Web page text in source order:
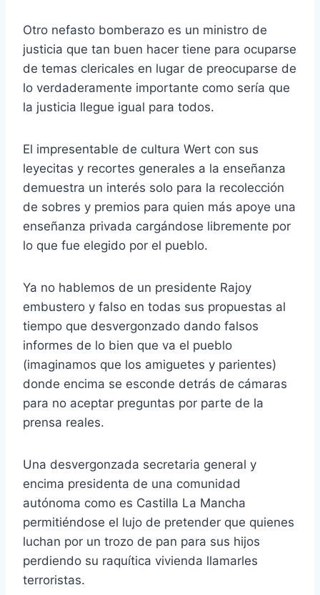
Otro nefasto bomberazo es un ministro de
justicia que tan buen hacer tiene para ocuparse
de temas clericales en lugar de preocuparse de
lo verdaderamente importante como sería que
la justicia llegue igual para todos.
El impresentable de cultura Wert con sus
leyecitas y recortes generales a la enseñanza
demuestra un interés solo para la recolección
de sobres y premios para quien más apoye una
enseñanza privada cargándose libremente por
lo que fue elegido por el pueblo.
Ya no hablemos de un presidente Rajoy
embustero y falso en todas sus propuestas al
tiempo que desvergonzado dando falsos
informes de lo bien que va el pueblo
(imaginamos que los amiguetes y parientes)
donde encima se esconde detrás de cámaras
para no aceptar preguntas por parte de la
prensa reales.
Una desvergonzada secretaria general y
encima presidenta de una comunidad
autónoma como es Castilla La Mancha
permitiéndose el lujo de pretender que quienes
luchan por un trozo de pan para sus hijos
perdiendo su raquítica vivienda llamarles
terroristas.